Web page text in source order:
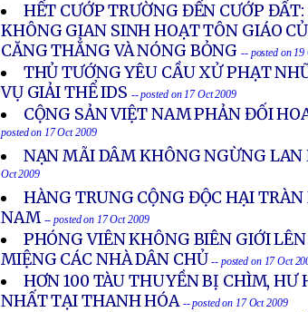
HẾT CƯỚP TRƯỜNG ĐẾN CƯỚP
KHÔNG GIAN SINH HOẠT TÔN GIÁO
CĂNG THẲNG VÀ NÓNG BỎNG -- posted on 19
THỦ TƯỚNG YÊU CẦU XỬ PHẠT
VỤ GIẢI THỂ IDS -- posted on 17 Oct 2009
CỘNG SẢN VIỆT NAM PHẢN ĐỐI
posted on 17 Oct 2009
NẠN MÃI DÂM KHÔNG NGỪNG LAN
Oct 2009
HÀNG TRUNG CỘNG ĐỘC HẠI
NAM -- posted on 17 Oct 2009
PHÓNG VIÊN KHÔNG BIÊN GIỚI
MIỆNG CÁC NHÀ DÂN CHỦ -- posted on 17 Oct
HƠN 100 TÀU THUYỀN BỊ CHÌM, HƯ
NHẤT TẠI THANH HÓA -- posted on 17 Oct 2009